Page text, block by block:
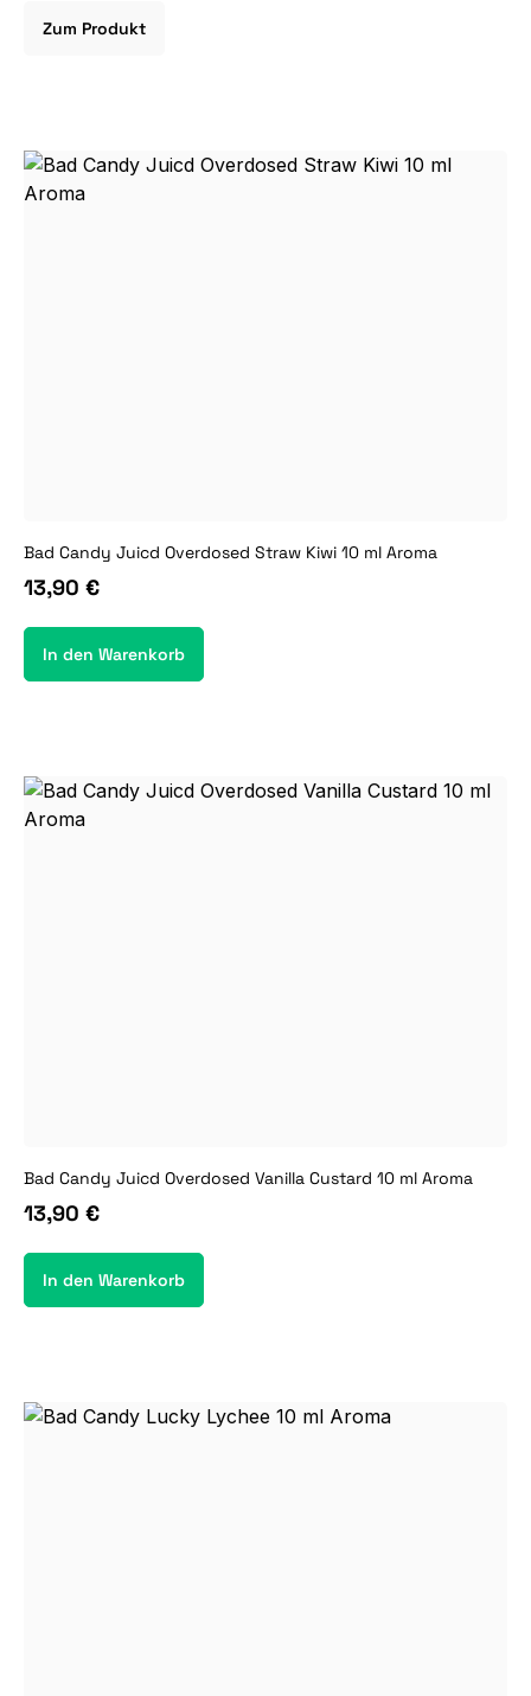
Zum Produkt
Bad Candy Juicd Overdosed Straw Kiwi 10 ml Aroma
13,90 €
In den Warenkorb
Bad Candy Juicd Overdosed Vanilla Custard 10 ml Aroma
13,90 €
In den Warenkorb